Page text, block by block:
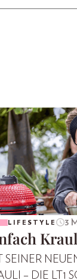
LIFESTYLE 3
SEINER
– DIE LT1